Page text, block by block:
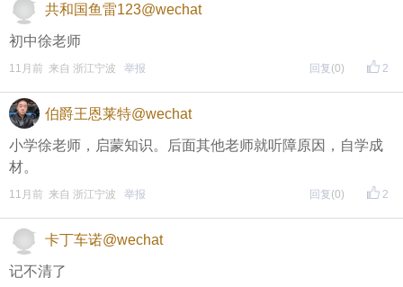
共和国鱼雷123@wechat
初中徐老师
2
11月前 来自 浙江宁波 举报 回复 (0)
伯爵王恩莱特@wechat
小学徐老师，启蒙知识。后面其他老师就听障原因，自学成
材。
2
11月前 来自 浙江宁波 举报 回复 (0)
卡丁车诺@wechat
记不清了